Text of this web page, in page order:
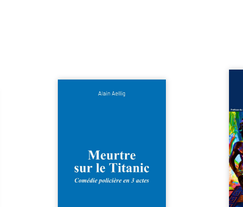
Et si le naufrage n’avait pas
les profondeurs de l’Atlantique.
Sept décennies plus tard, la
découverte de l’épave fait
resurgir un secret que l’on
La
de
qui